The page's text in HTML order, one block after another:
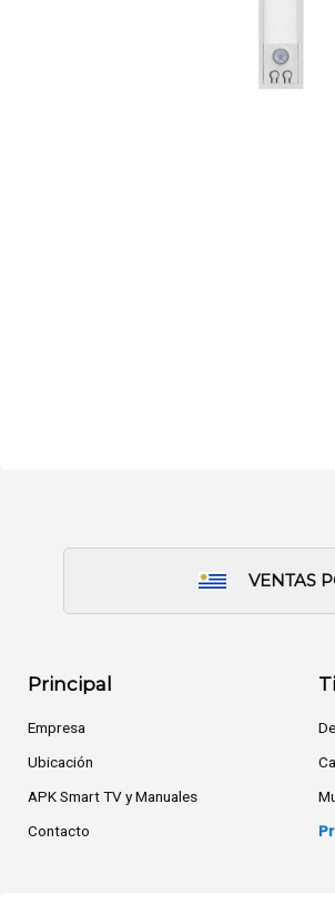
VENTAS
Principal
Empresa
Ubicación
APK Smart TV y Manuales
Contacto